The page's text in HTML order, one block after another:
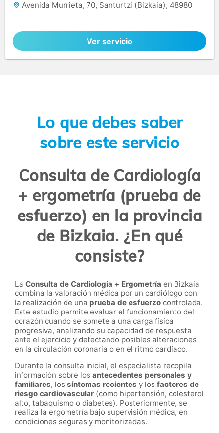
Avenida Murrieta, 70, Santurtzi (Bizkaia), 48980
Ver servicio
Lo que debes saber
sobre este servicio
Consulta de Cardiología
+ ergometría (prueba de
esfuerzo) en la provincia
de Bizkaia. ¿En qué
consiste?
La Consulta de Cardiología + Ergometría en Bizkaia
combina la valoración médica por un cardiólogo con
la realización de una prueba de esfuerzo controlada.
Este estudio permite evaluar el funcionamiento del
corazón cuando se somete a una carga física
progresiva, analizando su capacidad de respuesta
ante el ejercicio y detectando posibles alteraciones
en la circulación coronaria o en el ritmo cardíaco.
Durante la consulta inicial, el especialista recopila
información sobre los antecedentes personales y
familiares, los síntomas recientes y los factores de
riesgo cardiovascular (como hipertensión, colesterol
alto, tabaquismo o diabetes). Posteriormente, se
realiza la ergometría bajo supervisión médica, en
condiciones seguras y monitorizadas.